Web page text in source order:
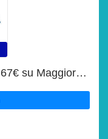
Ottieni 5€ di sconto se spendi 67€ su Maggiore It